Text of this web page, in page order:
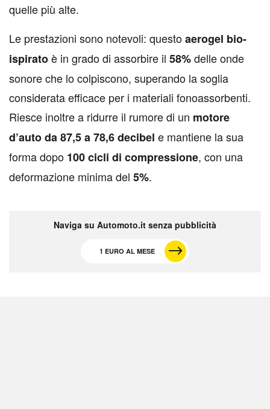
quelle più alte.
Le prestazioni sono notevoli: questoaerogel bio-
ispiratoè in grado di assorbire il 58%delle onde
sonore che lo colpiscono, superando la soglia
considerata efficace per i materiali fonoassorbenti.
Riesce inoltre a ridurre il rumore di un motore
d’auto da 87,5 a 78,6 decibel e mantiene la sua
forma dopo 100 cicli di compressione, con una
deformazione minima del 5%.
Naviga su Automoto.it senza pubblicità
1 EURO AL MESE